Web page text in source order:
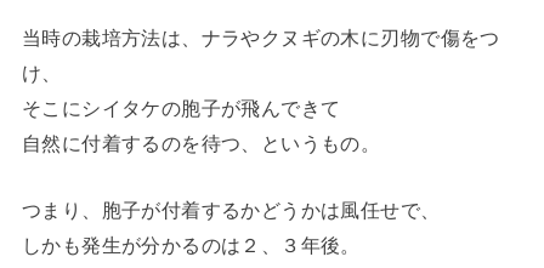
当時の栽培方法は、ナラやクヌギの木に刃物で傷をつ
け、
そこにシイタケの胞子が飛んできて
自然に付着するのを待つ、というもの。
つまり、胞子が付着するかどうかは風任せで、
しかも発生が分かるのは２、３年後。